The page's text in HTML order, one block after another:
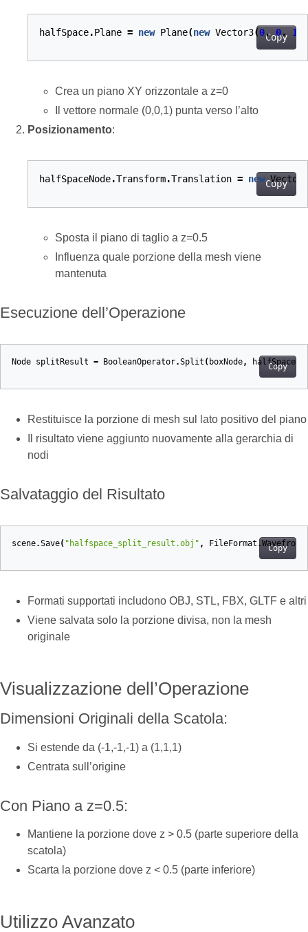
Copy
halfSpace.Plane = new Plane(new Vector3(0, 0, 1
Crea un piano XY orizzontale a z=0
Il vettore normale (0,0,1) punta verso l’alto
Posizionamento:
Copy
halfSpaceNode.Transform.Translation = new Vector3
Sposta il piano di taglio a z=0.5
Influenza quale porzione della mesh viene
mantenuta
Esecuzione dell’Operazione
Copy
Node splitResult = BooleanOperator.Split ( boxNode,
Restituisce la porzione di mesh sul lato positivo del piano
Il risultato viene aggiunto nuovamente alla gerarchia di
nodi
Salvataggio del Risultato
Copy
scene.Save( "halfspace_split_result.obj" , FileFormat .
Formati supportati includono OBJ, STL, FBX, GLTF e altri
Viene salvata solo la porzione divisa, non la mesh
originale
Visualizzazione dell’Operazione
Dimensioni Originali della Scatola:
Si estende da (-1,-1,-1) a (1,1,1)
Centrata sull’origine
Con Piano a z=0.5:
Mantiene la porzione dove z > 0.5 (parte superiore della
scatola)
Scarta la porzione dove z < 0.5 (parte inferiore)
Utilizzo Avanzato